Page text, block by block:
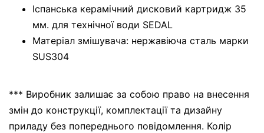
Іспанська керамічний дисковий картридж 35
мм. для технічної води SEDAL
Матеріал змішувача: нержавіюча сталь марки
SUS304
*** Виробник залишає за собою право на внесення
змін до конструкції, комплектації та дизайну
приладу без попереднього повідомлення. Колір